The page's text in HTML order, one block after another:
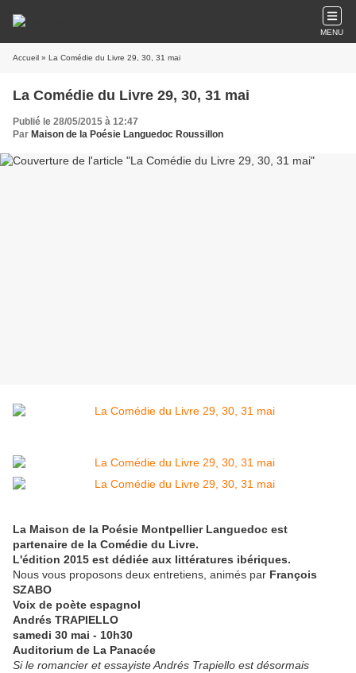
MENU
Accueil » La Comédie du Livre 29, 30, 31 mai
La Comédie du Livre 29, 30, 31 mai
Publié le 28/05/2015 à 12:47
Par Maison de la Poésie Languedoc Roussillon
La Maison de la Poésie Montpellier Languedoc est
partenaire de la Comédie du Livre.
L'édition 2015 est dédiée aux littératures ibériques.
Nous vous proposons deux entretiens, animés par François
SZABO
Voix de poète espagnol
Andrés TRAPIELLO
samedi 30 mai - 10h30
Auditorium de La Panacée
Si le romancier et essayiste Andrés Trapiello est désormais